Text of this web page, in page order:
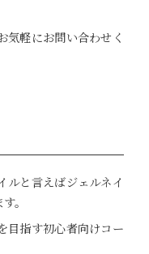
気軽にお問い合わせく
ルと言えばジェルネイ
。
目指す初心者向けコー